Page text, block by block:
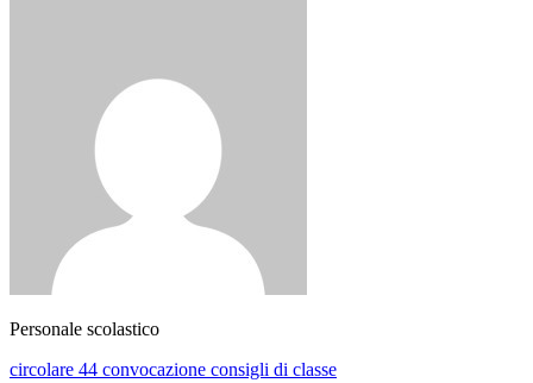
Personale scolastico
circolare 44 convocazione consigli di classe